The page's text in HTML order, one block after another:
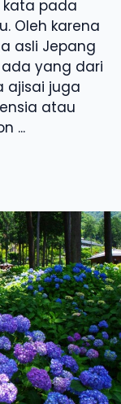
pada
Oleh karena
asli Jepang
yang dari
ajisai juga
atau
...